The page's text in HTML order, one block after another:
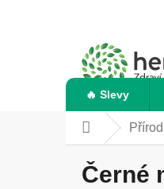
🔥 Slevy
Domů
Černé